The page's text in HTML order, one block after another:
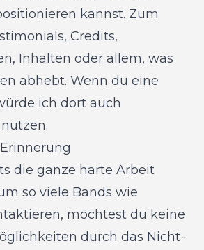
kannst. Zum
Credits,
Inhalten oder allem, was
abhebt. Wenn du eine
ich dort auch
die ganze harte Arbeit
so viele Bands wie
möchtest du keine
durch das Nicht-